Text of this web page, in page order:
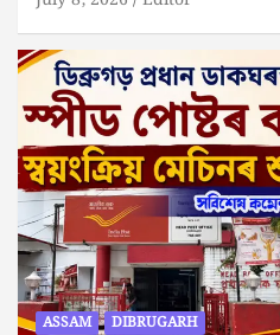
ASSAM DIBRUGARH